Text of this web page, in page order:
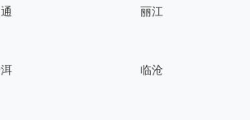
丽江
临沧